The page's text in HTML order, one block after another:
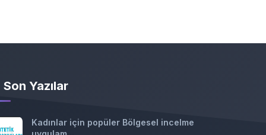
Son Yazılar
Kadınlar için popüler Bölgesel incelme